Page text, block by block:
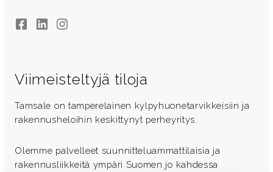
FacebookLinkedInInstagram
Viimeisteltyjä tiloja
Tamsale on tamperelainen kylpyhuonetarvikkeisiin ja
rakennusheloihin keskittynyt perheyritys.
Olemme palvelleet suunnitteluammattilaisia ja
rakennusliikkeitä ympäri Suomen jo kahdessa